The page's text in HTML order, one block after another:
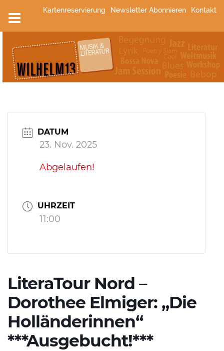
Inhalt
springen
Kartenreservierung Newsletter Abonnieren Kontakt
DATUM
23. Nov. 2025
Abgelaufen!
UHRZEIT
11:00
LiteraTour Nord –
Dorothee Elmiger: „Die
Holländerinnen“
***Ausgebucht!***